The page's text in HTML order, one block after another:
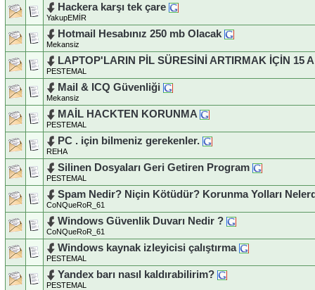
Hackera karşı tek çare
YakupEMİR
Hotmail Hesabınız 250 mb Olacak
Mekansiz
LAPTOP'LARIN PİL SÜRESİNİ ARTIRMAK İÇİN 15
PESTEMAL
Mail & ICQ Güvenliği
Mekansiz
MAİL HACKTEN KORUNMA
PESTEMAL
PC . için bilmeniz gerekenler.
REHA
Silinen Dosyaları Geri Getiren Program
PESTEMAL
Spam Nedir? Niçin Kötüdür? Korunma Yolları
CoNQueRoR_61
Windows Güvenlik Duvarı Nedir ?
CoNQueRoR_61
Windows kaynak izleyicisi çalıştırma
PESTEMAL
Yandex barı nasıl kaldırabilirim?
PESTEMAL